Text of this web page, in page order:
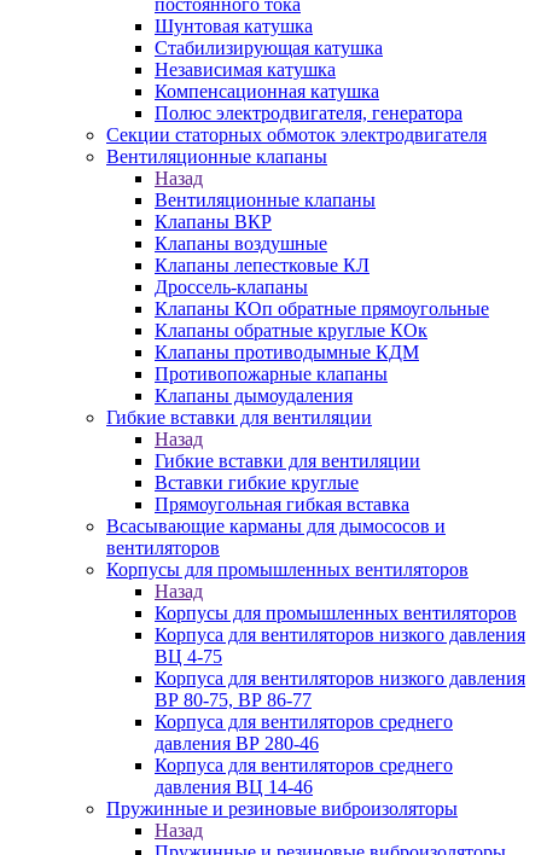
постоянного тока
Шунтовая катушка
Стабилизирующая катушка
Независимая катушка
Компенсационная катушка
Полюс электродвигателя, генератора
Секции статорных обмоток электродвигателя
Вентиляционные клапаны
Назад
Вентиляционные клапаны
Клапаны ВКР
Клапаны воздушные
Клапаны лепестковые КЛ
Дроссель-клапаны
Клапаны КОп обратные прямоугольные
Клапаны обратные круглые КОк
Клапаны противодымные КДМ
Противопожарные клапаны
Клапаны дымоудаления
Гибкие вставки для вентиляции
Назад
Гибкие вставки для вентиляции
Вставки гибкие круглые
Прямоугольная гибкая вставка
Всасывающие карманы для дымососов и
вентиляторов
Корпусы для промышленных вентиляторов
Назад
Корпусы для промышленных вентиляторов
Корпуса для вентиляторов низкого давления
ВЦ 4-75
Корпуса для вентиляторов низкого давления
ВР 80-75, ВР 86-77
Корпуса для вентиляторов среднего
давления ВР 280-46
Корпуса для вентиляторов среднего
давления ВЦ 14-46
Пружинные и резиновые виброизоляторы
Назад